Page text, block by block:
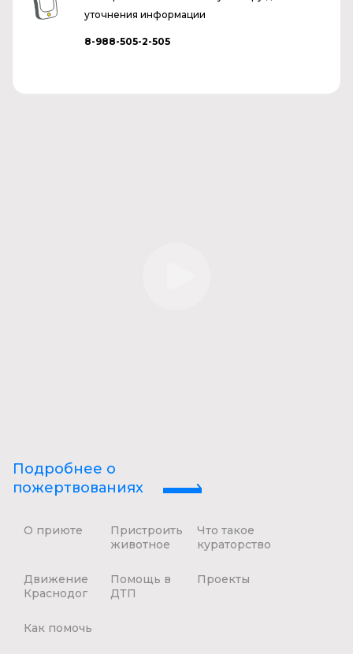
уточнения информации
8-988-505-2-505
Подробнее о
пожертвованиях
О приюте
Пристроить
животное
Что такое
кураторство
Движение
Краснодог
Помощь в
ДТП
Проекты
Как помочь